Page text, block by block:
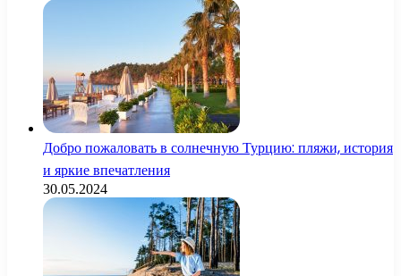
Добро пожаловать в солнечную Турцию: пляжи, история
и яркие впечатления
30.05.2024